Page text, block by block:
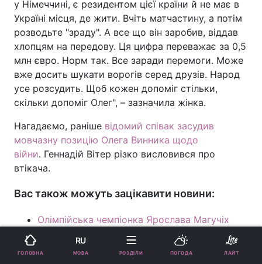
у Німеччині, є резидентом цієї країни й не має в
Україні місця, де жити. Вчіть матчастину, а потім
розводьте "зраду". А все що він заробив, віддав
хлопцям на передову. Ця цифра переважає за 0,5
млн євро. Норм так. Все заради перемоги. Може
вже досить шукати ворогів серед друзів. Народ
усе розсудить. Щоб кожен допоміг стільки,
скільки допоміг Олег", – зазначила жінка.
Нагадаємо, раніше відомий співак засудив
мовчазну позицію Олега Винника щодо
війни. Геннадій Вітер різко висловився про
втікача.
Вас також можуть зацікавити новини:
Олімпійська чемпіонка Ярослава Магучіх
відповіла, коли зіграє весілля з нареченим
Маша Єфросиніна несподівано змінила імідж
ГОЛОВНА
RU
МОВА РОЗДІЛИ ПОГОДА ЛАЙТ